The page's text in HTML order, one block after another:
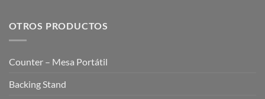
OTROS PRODUCTOS
Counter – Mesa Portátil
Backing Stand